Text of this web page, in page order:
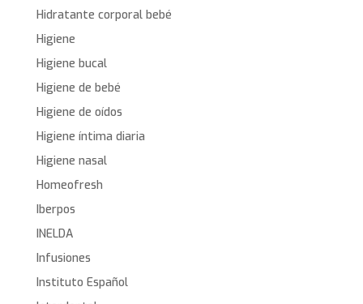
Hidratante corporal bebé
Higiene
Higiene bucal
Higiene de bebé
Higiene de oídos
Higiene íntima diaria
Higiene nasal
Homeofresh
Iberpos
INELDA
Infusiones
Instituto Español